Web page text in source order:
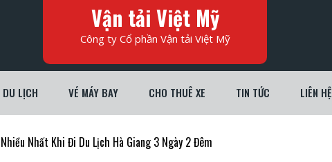
Vận tải Việt Mỹ
Công ty Cổ phần Vận tải Việt Mỹ
DU LỊCH VÉ MÁY BAY CHO THUÊ XE TIN TỨC LIÊN HỆ
Nhất Khi Đi Du Lịch Hà Giang 3 Ngày 2 Đêm